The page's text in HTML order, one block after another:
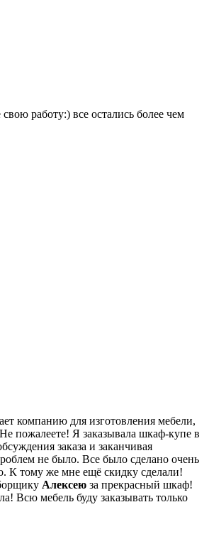
работу:) все остались более чем
компанию для изготовления мебели,
пожалеете! Я заказывала шкаф-купе в
заказа и заканчивая
не было. Все было сделано очень
К тому же мне ещё скидку сделали!
Алексею за прекрасный шкаф!
Всю мебель буду заказывать только